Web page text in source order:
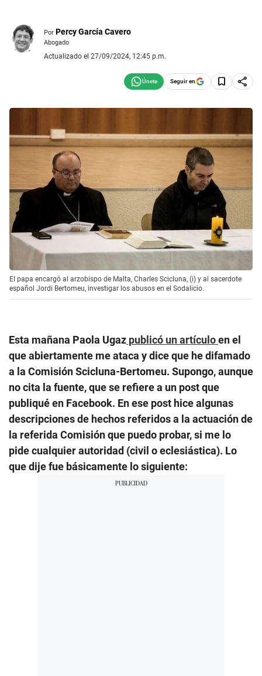
Por Percy García Cavero
Abogado
Actualizado el 27/09/2024, 12:45 p.m.
Seguir en
El papa encargó al arzobispo de Malta, Charles Scicluna, (i) y al sacerdote
español Jordi Bertomeu, investigar los abusos en el Sodalicio.
Esta mañana Paola Ugaz publicó un artículoen el
que abiertamente me ataca y dice que he difamado
a la Comisión Scicluna-Bertomeu. Supongo, aunque
no cita la fuente, que se refiere a un post que
publiqué en Facebook. En ese post hice algunas
descripciones de hechos referidos a la actuación de
la referida Comisión que puedo probar, si me lo
pide cualquier autoridad (civil o eclesiástica). Lo
que dije fue básicamente lo siguiente: